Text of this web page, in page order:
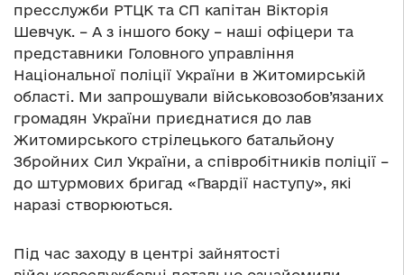
пресслужби РТЦК та СП капітан Вікторія
Шевчук. – А з іншого боку – наші офіцери та
представники Головного управління
Національної поліції України в Житомирській
області. Ми запрошували військовозобов’язаних
громадян України приєднатися до лав
Житомирського стрілецького батальйону
Збройних Сил України, а співробітників поліції –
до штурмових бригад «Гвардії наступу», які
наразі створюються.
Під час заходу в центрі зайнятості